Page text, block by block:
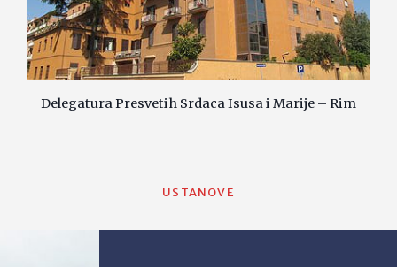
Delegatura Presvetih Srdaca Isusa i Marije – Rim
USTANOVE